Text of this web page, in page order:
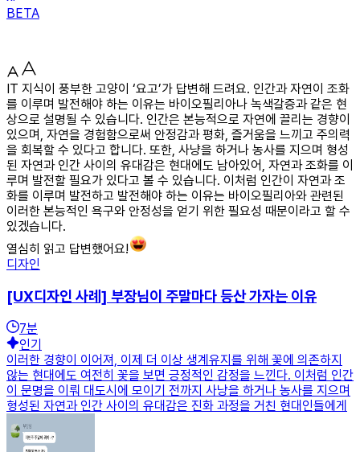
BETA
IT 지식이 풍부한 고양이 ‘요고’가 답변해 드려요. 인간과 자연이 조화
를 이루며 발전해야 하는 이유는 바이오필리아나 녹색갈증과 같은 현
상으로 설명될 수 있습니다. 인간은 본능적으로 자연에 끌리는 경향이
있으며, 자연을 경험함으로써 안정감과 평화, 즐거움을 느끼고 주의력
을 회복할 수 있다고 합니다. 또한, 사냥을 하거나 농사를 지으며 형성
된 자연과 인간 사이의 유대감은 현대에도 남아있어, 자연과 조화를 이
루며 발전할 필요가 있다고 볼 수 있습니다. 이처럼 인간이 자연과 조
화를 이루며 발전하고 발전해야 하는 이유는 바이오필리아와 관련된
이러한 본능적인 욕구와 안정성을 얻기 위한 필요성 때문이라고 할 수
있겠습니다.
열심히 읽고 답변했어요!
디자인
[UX디자인 사례] 부장님이 주말마다 등산 가자는 이유
7분
인기
이러한 경향이 이어져, 이제 더 이상 생계유지를 위해 꽃에 의존하지
않는 현대에도 여전히 꽃을 보면 긍정적인 감정을 느낀다. 이처럼 인간
이 문명을 이뤄 대도시에 모이기 전까지 사냥을 하거나 농사를 지으며
형성된 자연과 인간 사이의 유대감은 진화 과정을 거친 현대인들에게